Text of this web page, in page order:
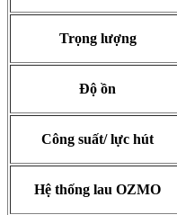
Trọng lượng
Độ ồn
Công suất/ lực hút
Hệ thống lau OZMO